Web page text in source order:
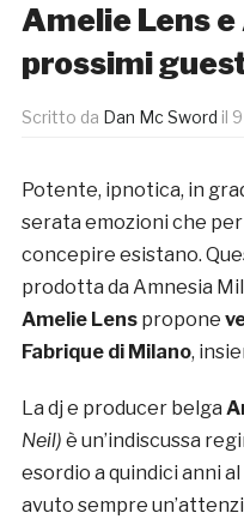
Amelie Lens
prossimi
Scritto da Dan Mc Sword il
Potente, ipnotica, in
serata emozioni che
concepire esistano.
prodotta da Amnesia
Amelie Lenspropone
Fabrique di Milano,
La dj e producer belga
Neil) è un’indiscussa
esordio a quindici anni
avuto sempre